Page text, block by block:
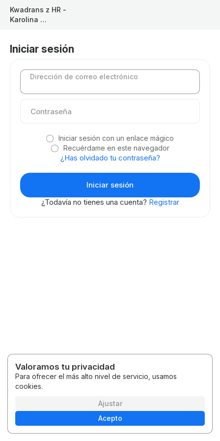
Kwadrans z HR -
Karolina
Iniciar sesión
Dirección de correo electrónico
Iniciar sesión con un enlace mágico
Recuérdame en este navegador
¿Has olvidado tu contraseña?
¿Todavía no tienes una cuenta? Registrar
Términos y condicionesPolítica de privacidad
Valoramos tu privacidad
Para ofrecer el más alto nivel de servicio, usamos
cookies.
Ajustar
Acepto